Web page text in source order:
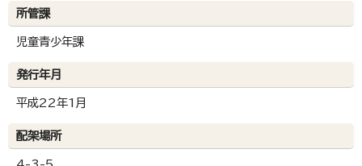
所管課
児童青少年課
発行年月
平成22年1月
配架場所